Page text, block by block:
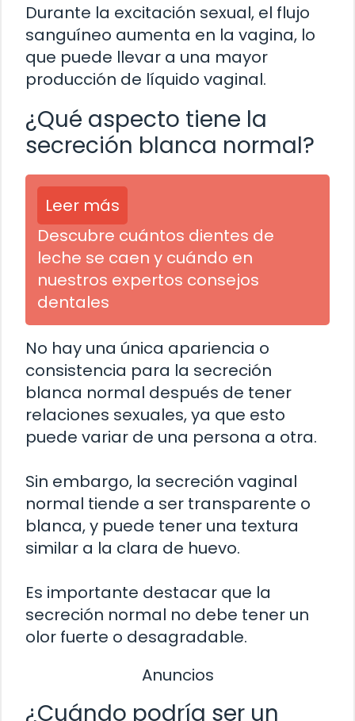
Durante la excitación sexual, el flujo
sanguíneo aumenta en la vagina, lo
que puede llevar a una mayor
producción de líquido vaginal.
¿Qué aspecto tiene la
secreción blanca normal?
Leer más
Descubre cuántos dientes de
leche se caen y cuándo en
nuestros expertos consejos
dentales
No hay una única apariencia o
consistencia para la secreción
blanca normal después de tener
relaciones sexuales, ya que esto
puede variar de una persona a otra.
Sin embargo, la secreción vaginal
normal tiende a ser transparente o
blanca, y puede tener una textura
similar a la clara de huevo.
Es importante destacar que la
secreción normal no debe tener un
olor fuerte o desagradable.
Anuncios
¿Cuándo podría ser un